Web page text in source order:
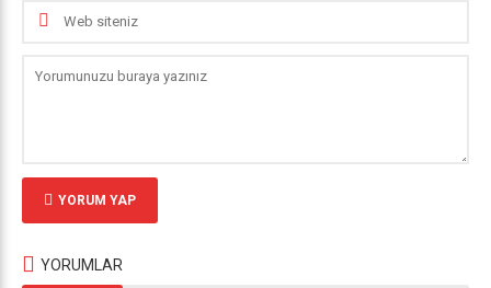
YORUM YAP
YORUMLAR